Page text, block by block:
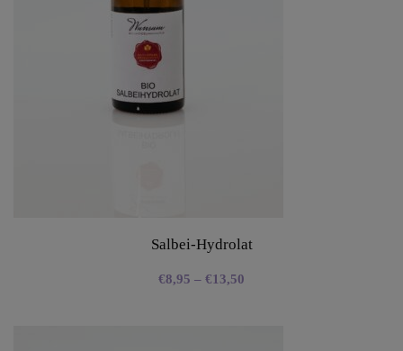
Salbei-Hydrolat
€8,95 – €13,50